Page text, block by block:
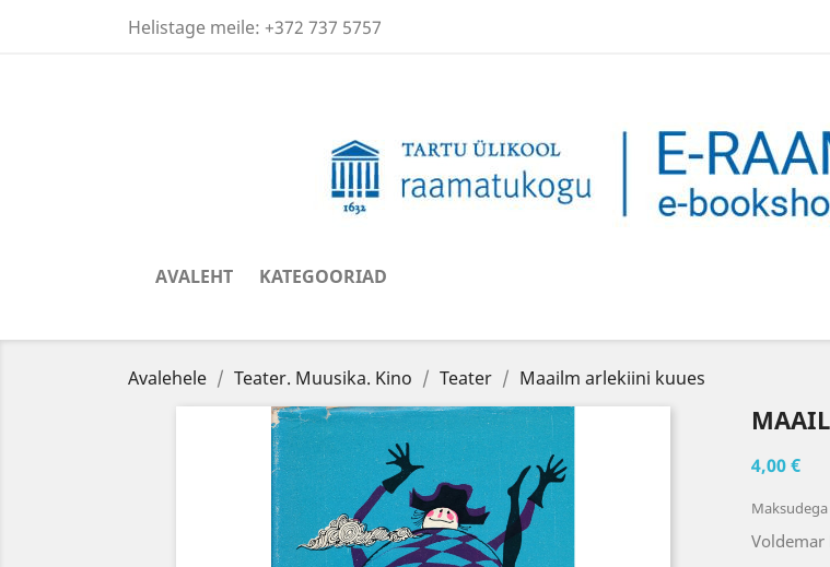
Helistage meile: +372 737 5757
AVALEHT KATEGOORIAD
Avalehele Teater. Muusika. Kino Teater Maailm arlekiini kuues
4,00 €
Maksudega
Voldemar